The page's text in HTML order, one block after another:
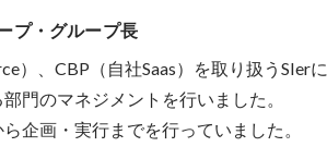
プ・グループ長
）、CBP（自社Saas）を取り扱うSIerに
門のマネジメントを行いました。
企画・実行までを行っていました。